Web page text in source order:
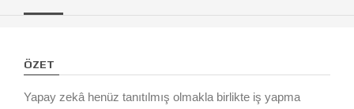
ÖZET
Yapay zekâ henüz tanıtılmış olmakla birlikte iş yapma